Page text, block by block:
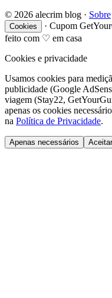
© 2026 alecrim blog · Sobre
Cookies · Cupom
feito com ♡ em casa
Cookies e privacidade
Usamos cookies para
publicidade (Google
viagem (Stay22,
apenas os cookies
na Política de Privacidade.
Apenas necessários